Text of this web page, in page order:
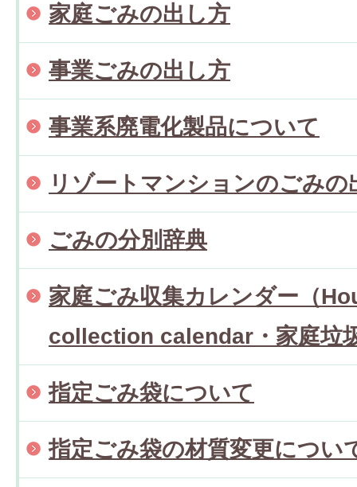
家庭ごみの出し方
事業ごみの出し方
事業系廃電化製品について
リゾートマンションのごみの
ごみの分別辞典
家庭ごみ収集カレンダー（
collection calendar・家庭垃
指定ごみ袋について
指定ごみ袋の材質変更につい